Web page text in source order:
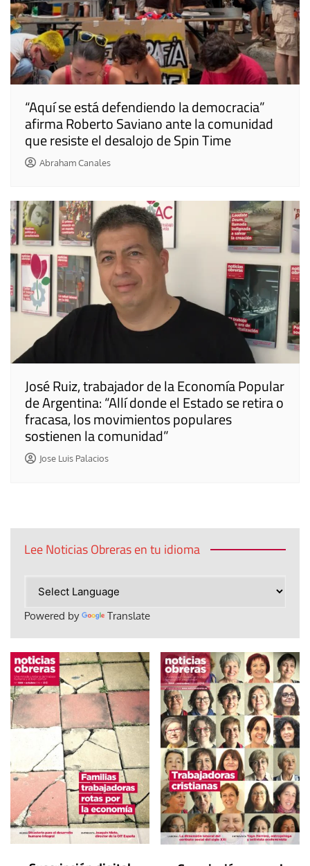
“Aquí se está defendiendo la democracia”
afirma Roberto Saviano ante la comunidad
que resiste el desalojo de Spin Time
Abraham Canales
José Ruiz, trabajador de la Economía Popular
de Argentina: “Allí donde el Estado se retira o
fracasa, los movimientos populares
sostienen la comunidad”
Jose Luis Palacios
Lee Noticias Obreras en tu idioma
Powered by Translate